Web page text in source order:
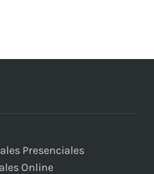
Presenciales
Online